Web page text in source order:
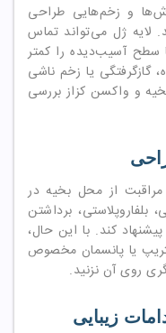
و زخم‌هایی طراحی
لایه ژل می‌تواند تماس
آسیب‌دیده را کمتر
گازگرفتگی یا زخم ناشی
بخیه و واکسن کزاز بررسی
از محل بخیه در
برداشتن
کند. با این حال،
یا پانسمان مخصوص
روی آن نزنید.
زیبایی